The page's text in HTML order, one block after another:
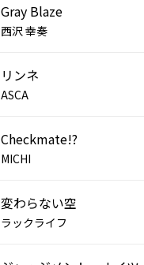
Gray Blaze
西沢 幸奏
リンネ
ASCA
Checkmate!?
MICHI
変わらない空
ラックライフ